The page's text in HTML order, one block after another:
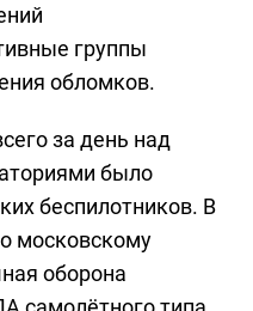
группы
обломков.
за день над
было
беспилотников. В
московскому
оборона